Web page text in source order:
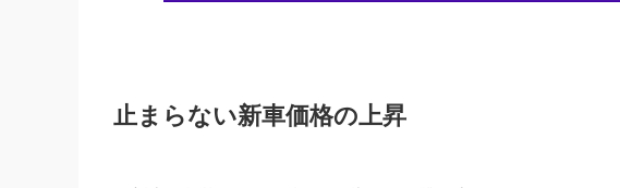
止まらない新車価格の上昇